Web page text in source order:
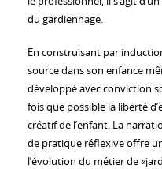
du gardiennage.
En construisant par
source dans son enfance
développé avec conviction
fois que possible la liberté
créatif de l’enfant. La
de pratique réflexive offre
l’évolution du métier de